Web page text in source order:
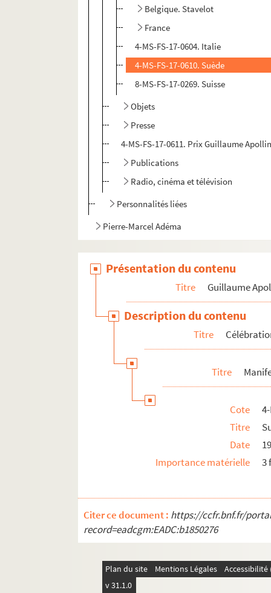
Belgique. Stavelot
France
4-MS-FS-17-0604. Italie
4-MS-FS-17-0610. Suède
8-MS-FS-17-0269. Suisse
Objets
Presse
4-MS-FS-17-0611. Prix Guillaume
Publications
Radio, cinéma et télévision
Personnalités liées
Pierre-Marcel Adéma
Présentation du contenu
Titre Guillaume
Description du contenu
Titre
Titre
Cote
Titre
Date
Importance matérielle
3
Citer ce document : https://ccfr.bnf.fr/
record=eadcgm:EADC:b1850276
Plan du site Mentions Légales
v 31.1.0